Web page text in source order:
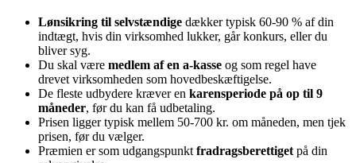
Lønsikring til selvstændige dækker typisk 60-90 % af din
indtægt, hvis din virksomhed lukker, går konkurs, eller du
bliver syg.
Du skal være medlem af en a-kasse og som regel have
drevet virksomheden som hovedbeskæftigelse.
De fleste udbydere kræver en karensperiode på op til 9
måneder, før du kan få udbetaling.
Prisen ligger typisk mellem 50-700 kr. om måneden, men tjek
prisen, før du vælger.
Præmien er som udgangspunktfradragsberettigetpå din